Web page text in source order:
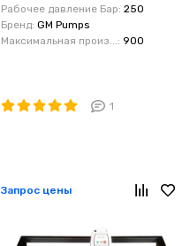
Рабочее давление Бар: 250
Бренд: GM Pumps
Максимальная произ...: 900
1
Запрос цены